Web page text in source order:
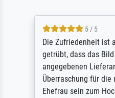
5 / 5
Die Zufriedenheit ist
getrübt, dass das
angegebenen
Überraschung für die
Ehefrau sein zum